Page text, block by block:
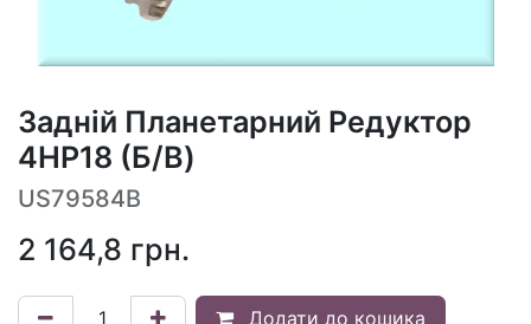
Задній Планетарний Редуктор
4HP18 (Б/В)
US79584B
2 164,8 грн.
Додати до кошика